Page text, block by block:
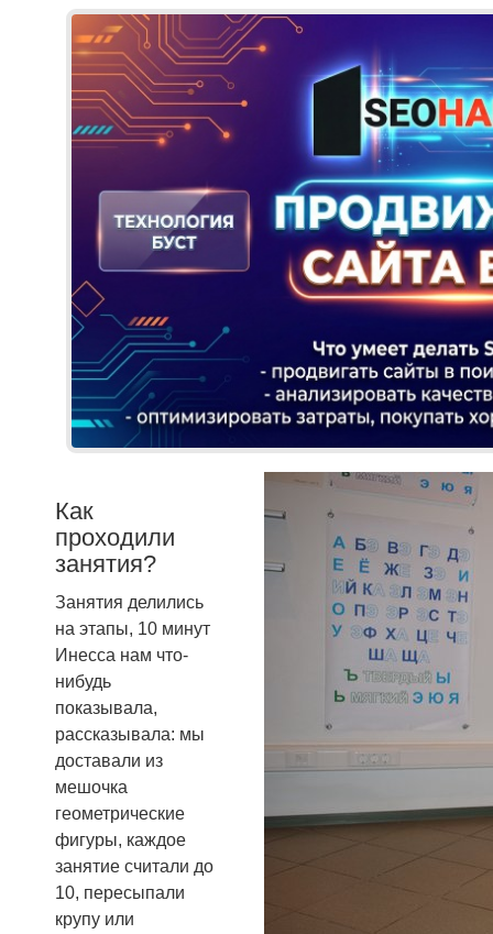
Как
проходили
занятия?
Занятия делились
на этапы, 10 минут
Инесса нам что-
нибудь
показывала,
рассказывала: мы
доставали из
мешочка
геометрические
фигуры, каждое
занятие считали до
10, пересыпали
крупу или